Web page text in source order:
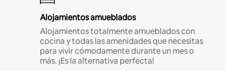
Alojamientos amueblados
Alojamientos totalmente amueblados con
cocina y todas las amenidades que necesitas
para vivir cómodamente durante un mes o
más. ¡Es la alternativa perfecta!